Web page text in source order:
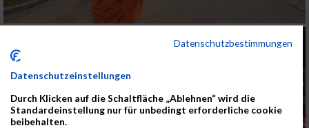
Datenschutzbestimmungen
Datenschutzeinstellungen
Durch Klicken auf die Schaltfläche „Ablehnen“ wird die
Standardeinstellung nur für unbedingt erforderliche cookie
beibehalten.